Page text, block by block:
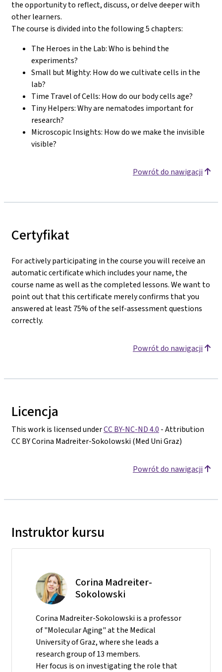
the opportunity to reflect, discuss, or delve deeper with
other learners.
The course is divided into the following 5 chapters:
The Heroes in the Lab: Who is behind the
experiments?
Small but Mighty: How do we cultivate cells in the
lab?
Time Travel of Cells: How do our body cells age?
Tiny Helpers: Why are nematodes important for
research?
Microscopic Insights: How do we make the invisible
visible?
Powrót do nawigacji
Certyfikat
For actively participating in the course you will receive an
automatic certificate which includes your name, the
course name as well as the completed lessons. We want to
point out that this certificate merely confirms that you
answered at least 75% of the self-assessment questions
correctly.
Powrót do nawigacji
Licencja
This work is licensed underCC BY-NC-ND 4.0 - Attribution
CC BY Corina Madreiter-Sokolowski (Med Uni Graz)
Powrót do nawigacji
Instruktor kursu
Corina Madreiter-
Sokolowski
Corina Madreiter-Sokolowski is a professor
of "Molecular Aging" at the Medical
University of Graz, where she leads a
research group of 13 members.
Her focus is on investigating the role that